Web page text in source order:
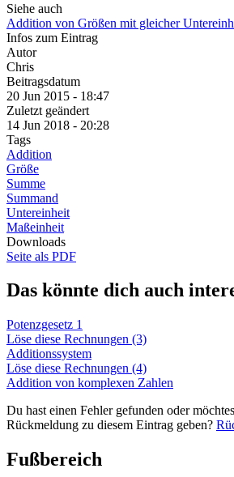
Siehe auch
Addition von Größen mit gleicher
Infos zum Eintrag
Autor
Chris
Beitragsdatum
20 Jun 2015 - 18:47
Zuletzt geändert
14 Jun 2018 - 20:28
Tags
Addition
Größe
Summe
Summand
Untereinheit
Maßeinheit
Downloads
Seite als PDF
Das könnte dich auch
Potenzgesetz 1
Löse diese Rechnungen (3)
Additionssystem
Löse diese Rechnungen (4)
Addition von komplexen Zahlen
Du hast einen Fehler gefunden oder
Rückmeldung zu diesem Eintrag geben?
Fußbereich